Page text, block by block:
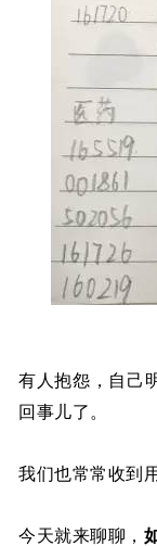
有人抱怨，自己
回事儿了。
我们也常常收到
今天就来聊聊，